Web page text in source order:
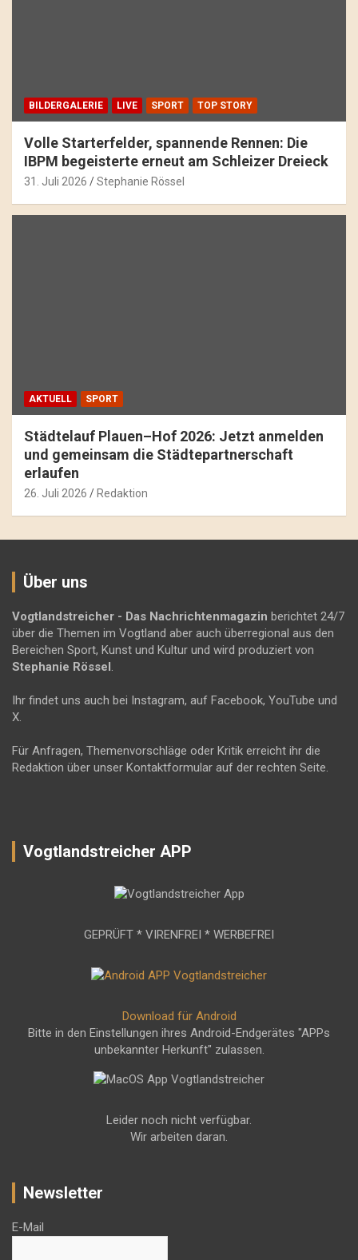
BILDERGALERIE LIVE SPORT TOP STORY
Volle Starterfelder, spannende Rennen: Die
IBPM begeisterte erneut am Schleizer Dreieck
31. Juli 2026 Stephanie Rössel
AKTUELL SPORT
Städtelauf Plauen–Hof 2026: Jetzt anmelden
und gemeinsam die Städtepartnerschaft
erlaufen
26. Juli 2026 Redaktion
Über uns
Vogtlandstreicher - Das Nachrichtenmagazin berichtet 24/7
über die Themen im Vogtland aber auch überregional aus den
Bereichen Sport, Kunst und Kultur und wird produziert von
Stephanie Rössel .
Ihr findet uns auch bei Instagram, auf Facebook, YouTube und
X.
Für Anfragen, Themenvorschläge oder Kritik erreicht ihr die
Redaktion über unser Kontaktformular auf der rechten Seite.
Vogtlandstreicher APP
GEPRÜFT * VIRENFREI * WERBEFREI
Download für Android
Bitte in den Einstellungen ihres Android-Endgerätes "APPs
unbekannter Herkunft" zulassen.
Leider noch nicht verfügbar.
Wir arbeiten daran.
Newsletter
E-Mail